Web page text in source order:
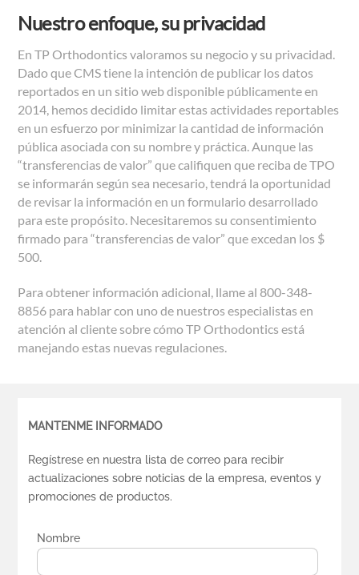
Nuestro enfoque, su privacidad
En TP Orthodontics valoramos su negocio y su privacidad.
Dado que CMS tiene la intención de publicar los datos
reportados en un sitio web disponible públicamente en
2014, hemos decidido limitar estas actividades reportables
en un esfuerzo por minimizar la cantidad de información
pública asociada con su nombre y práctica. Aunque las
“transferencias de valor” que califiquen que reciba de TPO
se informarán según sea necesario, tendrá la oportunidad
de revisar la información en un formulario desarrollado
para este propósito. Necesitaremos su consentimiento
firmado para “transferencias de valor” que excedan los $
500.
Para obtener información adicional, llame al 800-348-
8856 para hablar con uno de nuestros especialistas en
atención al cliente sobre cómo TP Orthodontics está
manejando estas nuevas regulaciones.
MANTENME INFORMADO
Regístrese en nuestra lista de correo para recibir
actualizaciones sobre noticias de la empresa, eventos y
promociones de productos.
Nombre